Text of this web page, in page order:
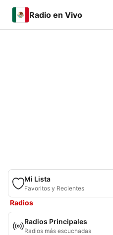
Radio en Vivo
Mi Lista
Favoritos y Recientes
Radios
Radios Principales
Radios más escuchadas